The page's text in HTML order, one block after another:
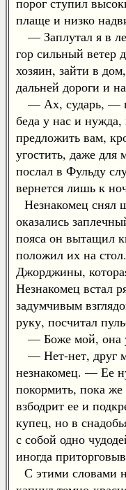
плаще и низко
— Заплутал я в
гор сильный ветер
хозяин, зайти в
дальней дороги и
— Ах, сударь, —
беда у нас и
предложить вам,
угостить, даже
послал в Фульду
вернется лишь к
Незнакомец
оказались
пояса он вытащил
положил их на
Джорджины,
Незнакомец встал
задумчивым
руку, посчитал
— Боже мой, она
— Нет-нет, друг
незнакомец. — Ее
покормить, пока
взбодрит ее и
купец, но в
с собой одно
иногда
С этими словами